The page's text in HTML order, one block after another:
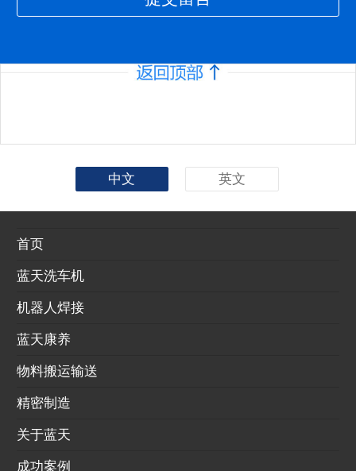
中文 英文
首页
蓝天洗车机
机器人焊接
蓝天康养
物料搬运输送
精密制造
关于蓝天
成功案例